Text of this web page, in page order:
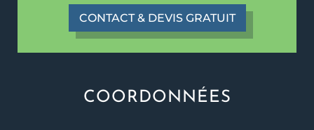
CONTACT & DEVIS GRATUIT
COORDONNÉES